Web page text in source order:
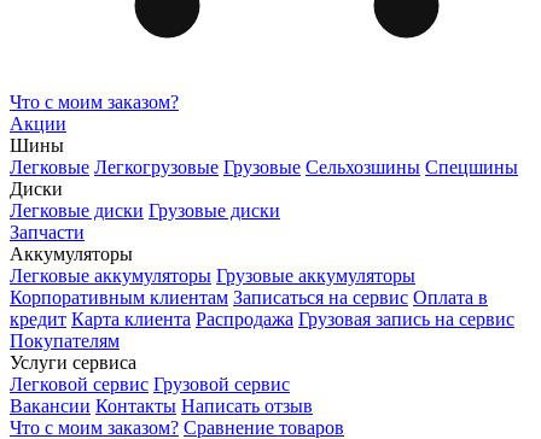
Что с моим заказом?
Акции
Шины
Легковые Легкогрузовые Грузовые Сельхозшины Спецшины
Диски
Легковые диски Грузовые диски
Запчасти
Аккумуляторы
Легковые аккумуляторы Грузовые аккумуляторы
Корпоративным клиентам Записаться на сервис Оплата в
кредит Карта клиента Распродажа Грузовая запись на сервис
Покупателям
Услуги сервиса
Легковой сервис Грузовой сервис
Вакансии Контакты Написать отзыв
Что с моим заказом? Сравнение товаров